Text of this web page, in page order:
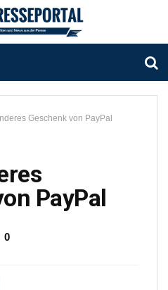
Geschenk von PayPal
PayPal
0